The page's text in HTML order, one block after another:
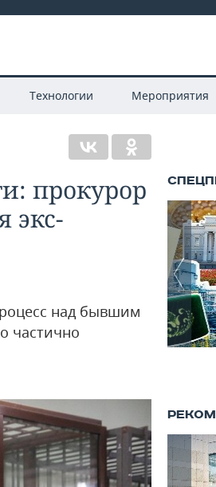
Технологии Мероприятия
прокурор
экс-
над бывшим
частично